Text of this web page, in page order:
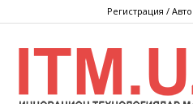
Регистрация /